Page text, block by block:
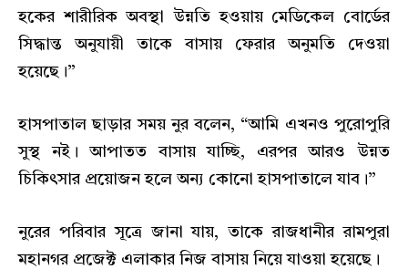
হকের শারীরিক অবস্থা উন্নতি হওয়ায় মেডিকেল বোর্ডের
সিদ্ধান্ত অনুযায়ী তাকে বাসায় ফেরার অনুমতি দেওয়া
হয়েছে।”
হাসপাতাল ছাড়ার সময় নুর বলেন, “আমি এখনও পুরোপুরি
সুস্থ নই। আপাতত বাসায় যাচ্ছি, এরপর আরও উন্নত
চিকিৎসার প্রয়োজন হলে অন্য কোনো হাসপাতালে যাব।”
নুরের পরিবার সূত্রে জানা যায়, তাকে রাজধানীর রামপুরা
মহানগর প্রজেক্ট এলাকার নিজ বাসায় নিয়ে যাওয়া হয়েছে।